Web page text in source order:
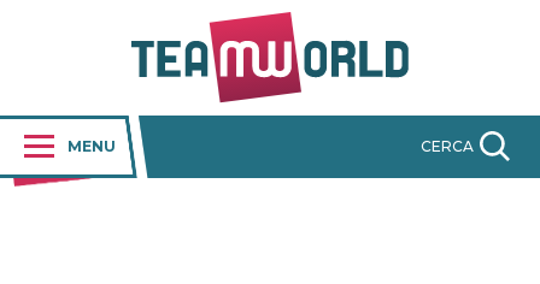
MENU CERCA